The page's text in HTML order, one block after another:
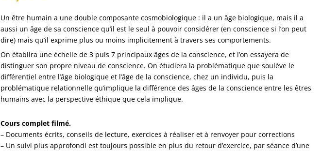
Un être humain a une double composante cosmobiologique : il a un âge biologique, mais il a
aussi un âge de sa conscience qu’il est le seul à pouvoir considérer (en conscience si l’on peut
dire) mais qu’il exprime plus ou moins implicitement à travers ses comportements.
On établira une échelle de 3 puis 7 principaux âges de la conscience, et l’on essayera de
distinguer son propre niveau de conscience. On étudiera la problématique que soulève le
différentiel entre l’âge biologique et l’âge de la conscience, chez un individu, puis la
problématique relationnelle qu’implique la différence des âges de la conscience entre les êtres
humains avec la perspective éthique que cela implique.
Cours complet filmé.
– Documents écrits, conseils de lecture, exercices à réaliser et à renvoyer pour corrections
– Un suivi plus approfondi est toujours possible en plus du retour d’exercice, par séance d’une